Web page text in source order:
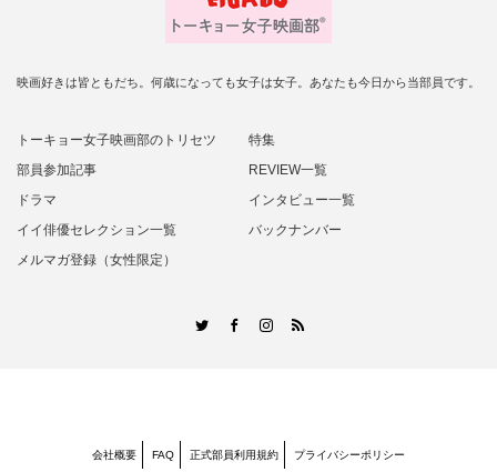
映画好きは皆ともだち。何歳になっても女子は女子。あなたも今日から当部員です。
トーキョー女子映画部のトリセツ
特集
部員参加記事
REVIEW一覧
ドラマ
インタビュー一覧
イイ俳優セレクション一覧
バックナンバー
メルマガ登録（女性限定）
TwitterFacebookInstagram
RSS
会社概要 FAQ 正式部員利用規約 プライバシーポリシー